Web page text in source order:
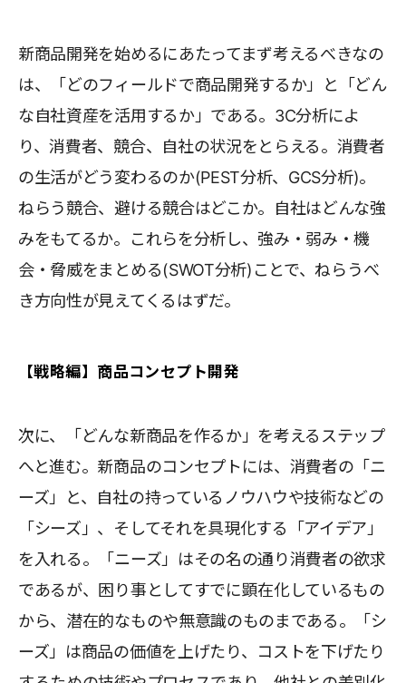
新商品開発を始めるにあたってまず考えるべきなの
は、「どのフィールドで商品開発するか」と「どん
な自社資産を活用するか」である。3C分析によ
り、消費者、競合、自社の状況をとらえる。消費者
の生活がどう変わるのか(PEST分析、GCS分析)。
ねらう競合、避ける競合はどこか。自社はどんな強
みをもてるか。これらを分析し、強み・弱み・機
会・脅威をまとめる(SWOT分析)ことで、ねらうべ
き方向性が見えてくるはずだ。
【戦略編】商品コンセプト開発
次に、「どんな新商品を作るか」を考えるステップ
へと進む。新商品のコンセプトには、消費者の「ニ
ーズ」と、自社の持っているノウハウや技術などの
「シーズ」、そしてそれを具現化する「アイデア」
を入れる。「ニーズ」はその名の通り消費者の欲求
であるが、困り事としてすでに顕在化しているもの
から、潜在的なものや無意識のものまである。「シ
ーズ」は商品の価値を上げたり、コストを下げたり